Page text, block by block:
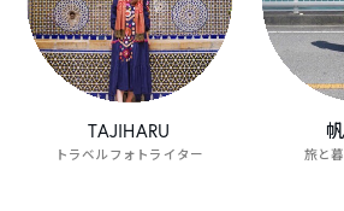
動画一覧を見る
観光リーダー養成スクール
します！
TAJIHARU
トラベルフォトライター 旅と